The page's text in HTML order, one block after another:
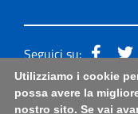
Seguici su:
Accessibilità: form
Utilizziamo i cookie
possa avere la
nostro sito. Se vai